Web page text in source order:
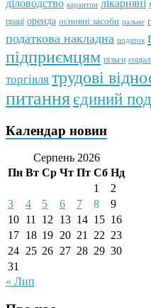
діловодство карантин лікарняні
праці оренда основні засоби пальне
податкова накладна податок
підприємцям пільги
торгівля трудові
питанняєдиний
Календар новин
Серпень 2026
Пн Вт Ср Чт Пт Сб Нд
1
2
3
4 5 6 7 8
9
10 11 12 13 14 15 16
17 18 19 20 21 22 23
24 25 26 27 28 29 30
31
« Лип